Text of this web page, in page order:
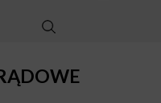
NADPRĄDOWE